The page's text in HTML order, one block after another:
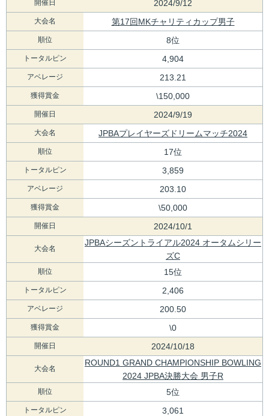
開催日 2024/9/12
大会名 第17回MKチャリティカップ男子
順位 8位
トータルピン 4,904
アベレージ 213.21
獲得賞金 \150,000
開催日 2024/9/19
大会名 JPBAプレイヤーズドリームマッチ2024
順位 17位
トータルピン 3,859
アベレージ 203.10
獲得賞金 \50,000
開催日 2024/10/1
大会名
JPBAシーズントライアル2024 オータムシリー
ズC
順位 15位
トータルピン 2,406
アベレージ 200.50
獲得賞金 \0
開催日 2024/10/18
大会名
ROUND1 GRAND CHAMPIONSHIP BOWLING
2024 JPBA決勝大会 男子R
順位 5位
トータルピン 3,061